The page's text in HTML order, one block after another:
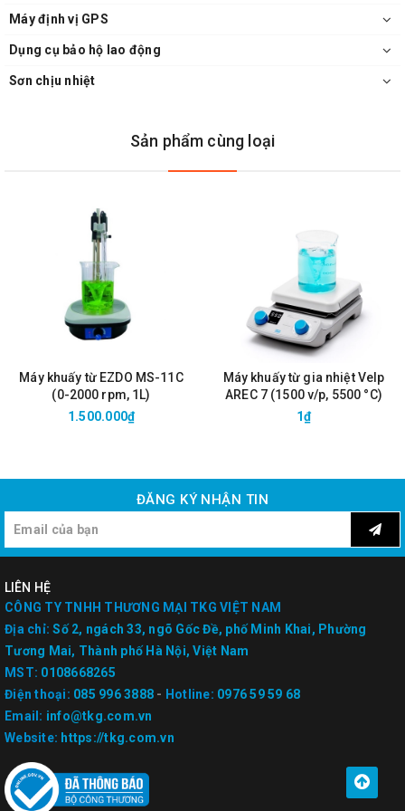
- Nguồn điện: 230 V, 50/60 Hz
- Nhiệt độ môi trường: 5 – 40°C
- Độ ẩm: tối đa 80% rh, không ngưng tụ
+ Khay lưới bằng thép không gỉ, 1 cái
Tủ Ấm Memmert IF30Plus
Máy định vị GPS
Dụng cụ bảo hộ lao động
Sơn chịu nhiệt
Sản phẩm cùng loại
Máy khuấy từ EZDO MS-11C
(0-2000 rpm, 1L)
1.500.000₫
Máy khuấy từ gia nhiệt Velp
AREC 7 (1500 v/p, 5500 °C)
1₫
ĐĂNG KÝ NHẬN TIN
LIÊN HỆ
CÔNG TY TNHH THƯƠNG MẠI TKG VIỆT NAM
Địa chỉ: Số 2, ngách 33, ngõ Gốc Đề, phố Minh Khai, Phường
Tương Mai, Thành phố Hà Nội, Việt Nam
MST: 0108668265
Điện thoại: 085 996 3888 - Hotline: 0976 59 59 68
Email: info@tkg.com.vn
Website: https://tkg.com.vn